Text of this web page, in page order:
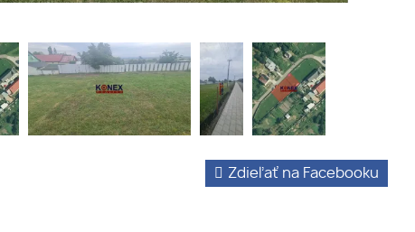
Zdieľať na Facebooku